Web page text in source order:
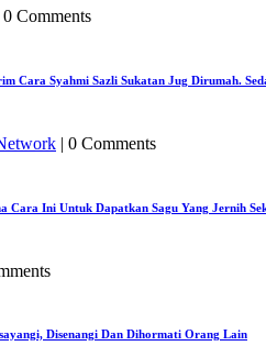
0 Comments
Cara Syahmi Sazli Sukatan Jug Dirumah.
| 0 Comments
Cara Ini Untuk Dapatkan Sagu Yang Jernih
Disenangi Dan Dihormati Orang Lain